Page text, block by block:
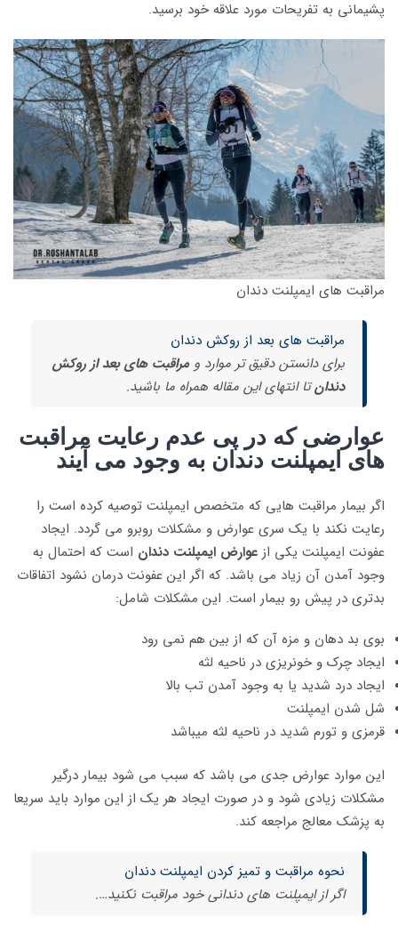
پشیمانی به تفریحات مورد علاقه خود برسید.
مراقبت های ایمپلنت دندان
مراقبت های بعد از روکش دندان
برای دانستن دقیق تر موارد و مراقبت های بعد از روکش
دندانتا انتهای این مقاله همراه ما باشید.
عوارضی که در پی عدم رعایت مراقبت
های ایمپلنت دندان به وجود می آیند
اگر‌ بیمار مراقبت هایی که متخصص ایمپلنت توصیه کرده است را
رعایت نکند با یک سری عوارض و مشکلات روبرو می‌ گردد. ایجاد
عفونت ایمپلنت یکی از عوارض ایمپلنت دندان است که احتمال به
وجود آمدن آن زیاد می باشد. که اگر ‌این عفونت درمان نشود اتفاقات
بدتری در پیش رو بیمار است. این مشکلات شامل:
بوی بد دهان و مزه آن که از بین هم‌ نمی رود
ایجاد چرک و خونریزی در ناحیه لثه
ایجاد درد شدید یا به وجود آمدن تب بالا
شل شدن ایمپلنت
قرمزی و تورم شدید در ناحیه لثه میباشد
این موارد عوارض جدی می‌ باشد که سبب می شود بیمار درگیر
مشکلات زیادی شود و در صورت ایجاد هر یک از این موارد باید سریعا
به پزشک معالج مراجعه کند.
نحوه مراقبت و تمیز کردن ایمپلنت دندان
اگر از ایمپلنت های دندانی خود مراقبت نکنید….